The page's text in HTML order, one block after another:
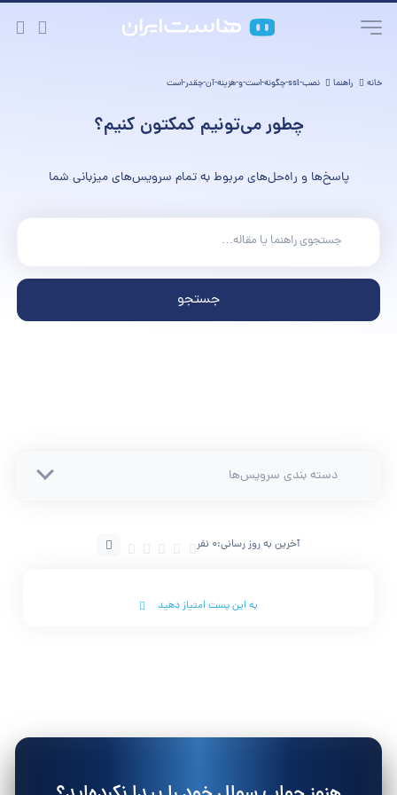
خانه راهنما نصب-ssl-چگونه-است-و-هزینه-آن-چقدر-است
چطور می‌تونیم کمکتون کنیم؟
پاسخ‌ها و راه‌حل‌های مربوط به تمام سرویس‌های میزبانی شما
جستجو
دسته بندی سرویس‌ها
آخرین به روز رسانی:0 نفر
به این پست امتیاز دهید